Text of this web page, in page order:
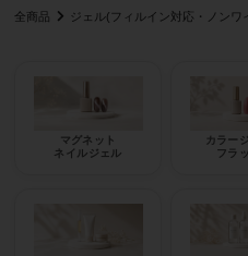
全商品 ジェル(フィルイン対応・ノン
マグネット
ネイルジェル
カラー
フラ